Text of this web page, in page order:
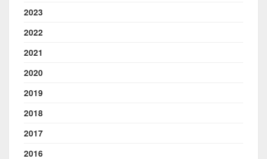
2023
2022
2021
2020
2019
2018
2017
2016